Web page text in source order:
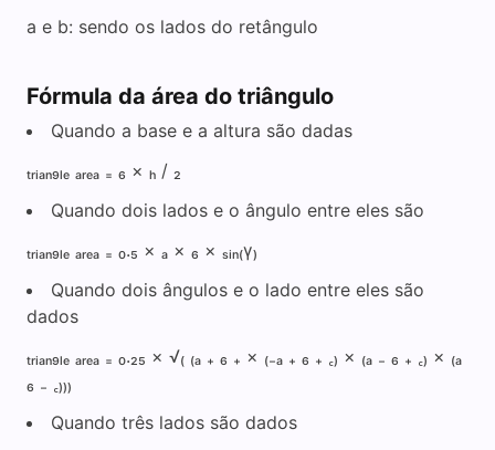
a e b: sendo os lados do retângulo
Fórmula da área do triângulo
Quando a base e a altura são dadas
ₜᵣᵢₐₙ₉ₗₑ ₐᵣₑₐ ₌ ₆ × ₕ / ₂
Quando dois lados e o ângulo entre eles são
ₜᵣᵢₐₙ₉ₗₑ ₐᵣₑₐ ₌ ₀.₅ × ₐ × ₆ × ₛᵢₙ₍γ₎
Quando dois ângulos e o lado entre eles são
dados
ₜᵣᵢₐₙ₉ₗₑ ₐᵣₑₐ ₌ ₀.₂₅ × √₍ ₍ₐ ₊ ₆ ₊ × ₍₋ₐ ₊ ₆ ₊ ꜀₎ × ₍ₐ ₋ ₆ ₊ ꜀₎ × ₍ₐ
₆ ₋ ꜀₎₎₎
Quando três lados são dados